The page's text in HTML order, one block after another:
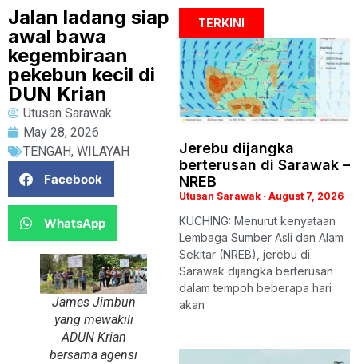
Jalan ladang siap
awal bawa
kegembiraan
pekebun kecil di
DUN Krian
Utusan Sarawak
May 28, 2026
TENGAH, WILAYAH
Facebook
WhatsApp
James Jimbun
yang mewakili
ADUN Krian
bersama agensi
TERKINI
Jerebu dijangka
berterusan di Sarawak –
NREB
Utusan Sarawak August 7, 2026
KUCHING: Menurut kenyataan
Lembaga Sumber Asli dan Alam
Sekitar (NREB), jerebu di
Sarawak dijangka berterusan
dalam tempoh beberapa hari
akan